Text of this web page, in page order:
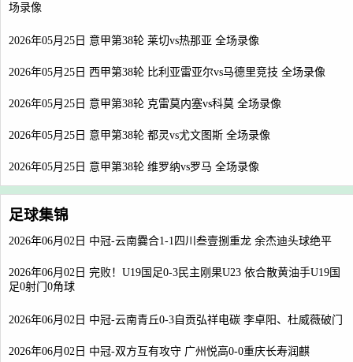
场录像
2026年05月25日 意甲第38轮 莱切vs热那亚 全场录像
2026年05月25日 西甲第38轮 比利亚雷亚尔vs马德里竞技 全场录像
2026年05月25日 意甲第38轮 克雷莫内塞vs科莫 全场录像
2026年05月25日 意甲第38轮 都灵vs尤文图斯 全场录像
2026年05月25日 意甲第38轮 维罗纳vs罗马 全场录像
足球集锦
2026年06月02日 中冠-云南爨合1-1四川叁壹捌重龙 余杰迪头球绝平
2026年06月02日 完败！U19国足0-3民主刚果U23 依合散黄油手U19国
足0射门0角球
2026年06月02日 中冠-云南青丘0-3自贡弘祥电碳 李卓阳、杜威薇破门
2026年06月02日 中冠-双方互有攻守 广州悦高0-0重庆长寿润麒